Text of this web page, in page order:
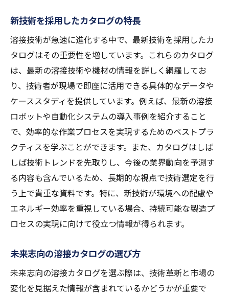
新技術を採用したカタログの特長
溶接技術が急速に進化する中で、最新技術を採用したカ
タログはその重要性を増しています。これらのカタログ
は、最新の溶接技術や機材の情報を詳しく網羅してお
り、技術者が現場で即座に活用できる具体的なデータや
ケーススタディを提供しています。例えば、最新の溶接
ロボットや自動化システムの導入事例を紹介すること
で、効率的な作業プロセスを実現するためのベストプラ
クティスを学ぶことができます。また、カタログはしば
しば技術トレンドを先取りし、今後の業界動向を予測す
る内容も含んでいるため、長期的な視点で技術選定を行
う上で貴重な資料です。特に、新技術が環境への配慮や
エネルギー効率を重視している場合、持続可能な製造プ
ロセスの実現に向けて役立つ情報が得られます。
未来志向の溶接カタログの選び方
未来志向の溶接カタログを選ぶ際は、技術革新と市場の
変化を見据えた情報が含まれているかどうかが重要で